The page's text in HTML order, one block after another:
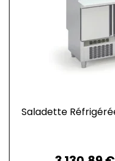
Saladette